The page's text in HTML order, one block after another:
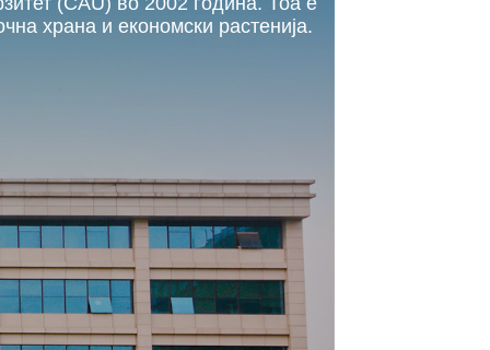
храна и економски растенија.